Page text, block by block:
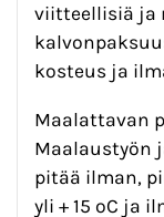
viitteellisiä ja
kosteus ja
Maalattavan
Maalaustyön
pitää ilman,
yli + 15 ºC ja